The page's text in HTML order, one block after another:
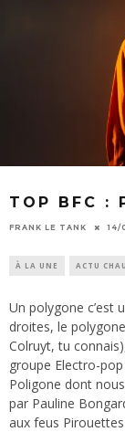
TOP BFC :
FRANK LE TANK 14/
À LA UNE ACTU
Un polygone c’est
droites, le
Colruyt, tu
groupe Electro-
Poligone dont
par Pauline
aux feus